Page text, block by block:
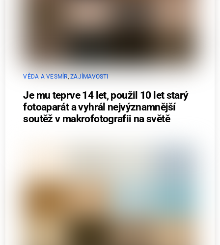
VĚDA A VESMÍR ,ZAJÍMAVOSTI
Je mu teprve 14 let, použil 10 let starý
fotoaparát a vyhrál nejvýznamnější
soutěž v makrofotografii na světě